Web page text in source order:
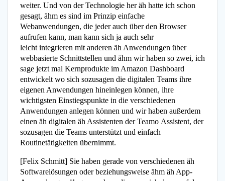
weiter. Und von der Technologie her äh hatte ich schon
gesagt, ähm es sind im Prinzip einfache
Webanwendungen, die jeder auch über den Browser
aufrufen kann, man kann sich ja auch sehr
leicht integrieren mit anderen äh Anwendungen über
webbasierte Schnittstellen und ähm wir haben so zwei, ich
sage jetzt mal Kernprodukte im Amazon Dashboard
entwickelt wo sich sozusagen die digitalen Teams ihre
eigenen Anwendungen hineinlegen können, ihre
wichtigsten Einstiegspunkte in die verschiedenen
Anwendungen anlegen können und wir haben außerdem
einen äh digitalen äh Assistenten der Teamo Assistent, der
sozusagen die Teams unterstützt und einfach
Routinetätigkeiten übernimmt.
[Felix Schmitt] Sie haben gerade von verschiedenen äh
Softwarelösungen oder beziehungsweise ähm äh App-